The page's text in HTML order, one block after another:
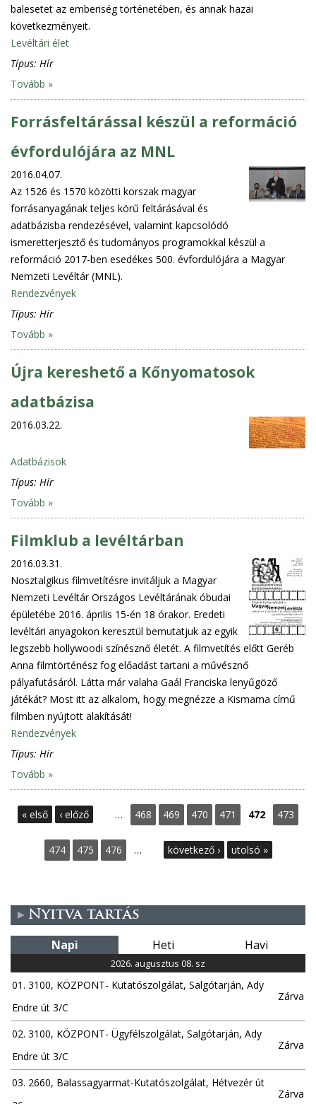
balesetet az emberiség történetében, és annak hazai
következményeit.
Levéltári élet
Típus: Hír
Tovább »
Forrásfeltárással készül a reformáció
évfordulójára az MNL
2016.04.07.
Az 1526 és 1570 közötti korszak magyar
forrásanyagának teljes körű feltárásával és
adatbázisba rendezésével, valamint kapcsolódó
ismeretterjesztő és tudományos programokkal készül a
reformáció 2017-ben esedékes 500. évfordulójára a Magyar
Nemzeti Levéltár (MNL).
Rendezvények
Típus: Hír
Tovább »
Újra kereshető a Kőnyomatosok
adatbázisa
2016.03.22.
Adatbázisok
Típus: Hír
Tovább »
Filmklub a levéltárban
2016.03.31.
Nosztalgikus filmvetítésre invitáljuk a Magyar
Nemzeti Levéltár Országos Levéltárának óbudai
épületébe 2016. április 15-én 18 órakor. Eredeti
levéltári anyagokon keresztül bemutatjuk az egyik
legszebb hollywoodi színésznő életét. A filmvetítés előtt Geréb
Anna filmtörténész fog előadást tartani a művésznő
pályafutásáról. Látta már valaha Gaál Franciska lenyűgöző
játékát? Most itt az alkalom, hogy megnézze a Kismama című
filmben nyújtott alakítását!
Rendezvények
Típus: Hír
Tovább »
O
a
l
a
k
« első ‹ előző … 468 469 470 471 472 473
474 475 476 … következő › utolsó »
Nyitva tartás
Napi Heti Havi
2026. augusztus 08. sz
01. 3100, KÖZPONT- Kutatószolgálat, Salgótarján, Ady
Endre út 3/C
Zárva
02. 3100, KÖZPONT- Ügyfélszolgálat, Salgótarján, Ady
Endre út 3/C
Zárva
03. 2660, Balassagyarmat-Kutatószolgálat, Hétvezér út
Zárva